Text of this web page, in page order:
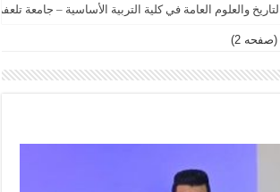
والعلوم العامة في كلية التربية الأساسية – جامعة تلعفر للعام
(صفحه 2)